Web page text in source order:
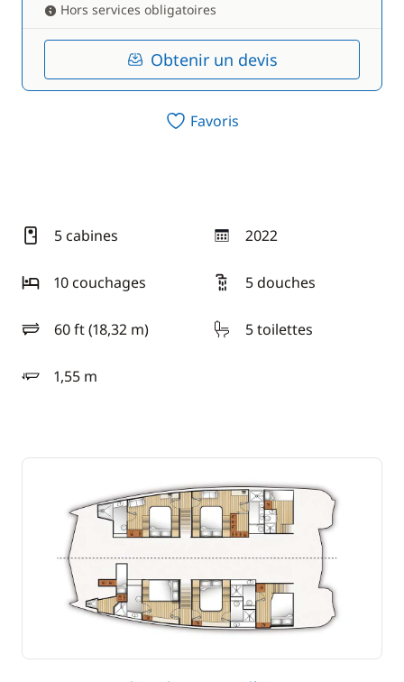
Hors services obligatoires
Obtenir un devis
Favoris
5 cabines 2022
année
10 couchages
5 douches
60 ft (18,32 m)
longueur 5 toilettes
1,55 m
tirant d'eau